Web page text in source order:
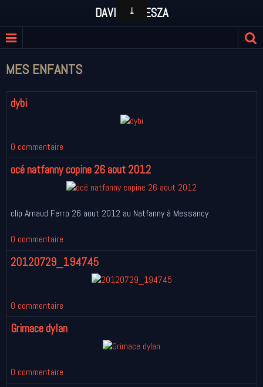
DAVID KULESZA
MES ENFANTS
dybi
0 commentaire
océ natfanny copine 26 aout 2012
clip Arnaud Ferro 26 aout 2012 au Natfanny à Messancy
0 commentaire
20120729_194745
0 commentaire
Grimace dylan
0 commentaire